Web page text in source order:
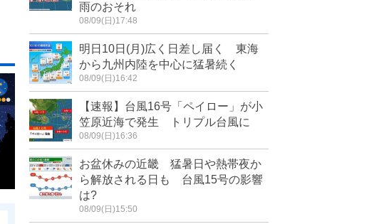
雨のおそれ
08/09(日)17:48
明日10日(月)広く日差し届く 東海
から九州内陸を中心に猛暑続く
08/09(日)16:42
【速報】台風16号「ペイロー」が小
笠原近海で発生 トリプル台風に
08/09(日)16:36
お盆休みの近畿 猛暑日や熱帯夜か
ら解放される日も 台風15号の影響
は?
08/09(日)15:50